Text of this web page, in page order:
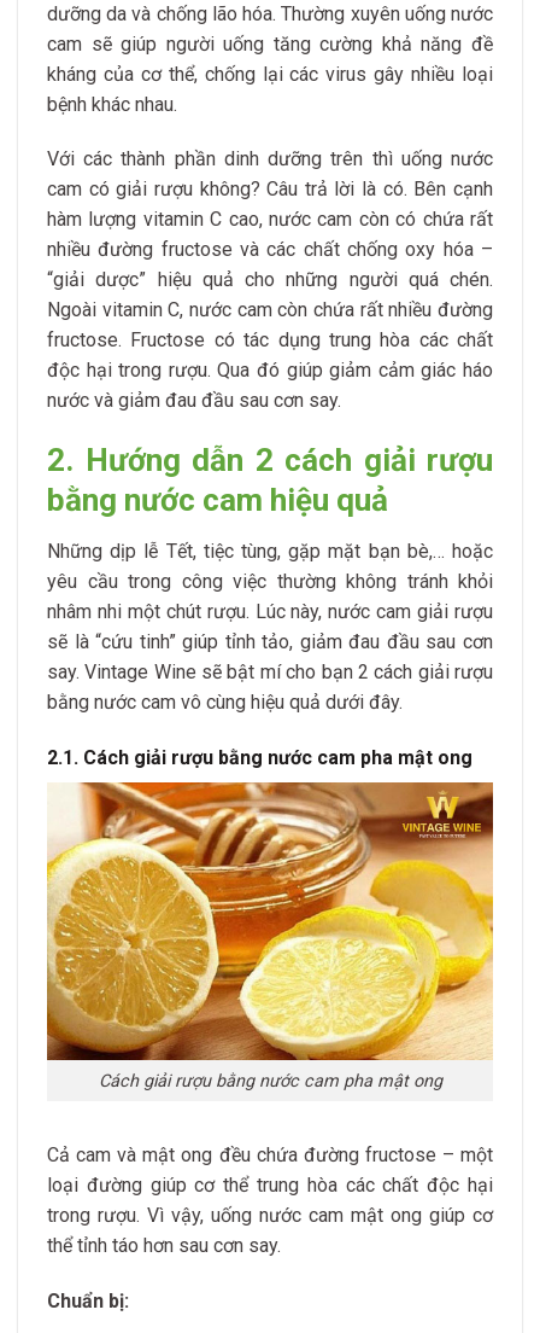
dưỡng da và chống lão hóa.Thường xuyên uống nước
cam sẽ giúp người uống tăng cường khả năng đề
kháng của cơ thể, chống lại các virus gây nhiều loại
bệnh khác nhau.
Với các thành phần dinh dưỡng trên thì uống nước
cam có giải rượu không? Câu trả lời là có. Bên cạnh
hàm lượng vitamin C cao, nước cam còn có chứa rất
nhiều đường fructose và các chất chống oxy hóa –
“giải dược” hiệu quả cho những người quá chén.
Ngoài vitamin C, nước cam còn chứa rất nhiều đường
fructose. Fructose có tác dụng trung hòa các chất
độc hại trong rượu. Qua đó giúp giảm cảm giác háo
nước và giảm đau đầu sau cơn say.
2. Hướng dẫn 2 cách giải rượu
bằng nước cam hiệu quả
Những dịp lễ Tết, tiệc tùng, gặp mặt bạn bè,… hoặc
yêu cầu trong công việc thường không tránh khỏi
nhâm nhi một chút rượu. Lúc này, nước cam giải rượu
sẽ là “cứu tinh” giúp tỉnh tảo, giảm đau đầu sau cơn
say. Vintage Wine sẽ bật mí cho bạn 2 cách giải rượu
bằng nước cam vô cùng hiệu quả dưới đây.
2.1. Cách giải rượu bằng nước cam pha mật ong
Cách giải rượu bằng nước cam pha mật ong
Cả cam và mật ong đều chứa đường fructose – một
loại đường giúp cơ thể trung hòa các chất độc hại
trong rượu. Vì vậy, uống nước cam mật ong giúp cơ
thể tỉnh táo hơn sau cơn say.
Chuẩn bị: